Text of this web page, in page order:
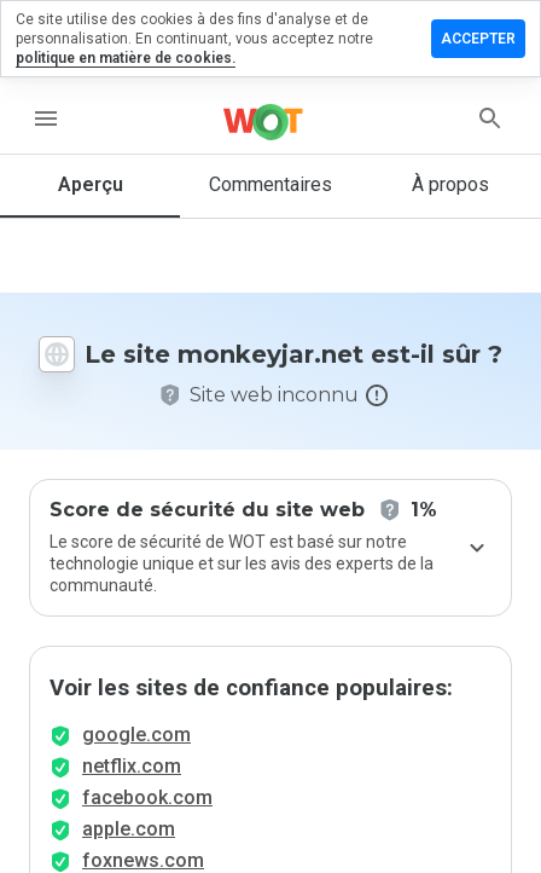
menu
Aperçu Commentaires À propos
Le site monkeyjar.net est-il sûr ?
Site web inconnu
Score de sécurité du site web 1%
Le score de sécurité de WOT est basé sur notre
technologie unique et sur les avis des experts de la
communauté.
Voir les sites de confiance populaires:
google.com
netflix.com
facebook.com
apple.com
foxnews.com
un
1 et 5
vous à ce
site ?
Ce site utilise des cookies à des fins d'analyse et de
personnalisation. En continuant, vous acceptez notre
politique en matière de cookies.
ACCEPTER